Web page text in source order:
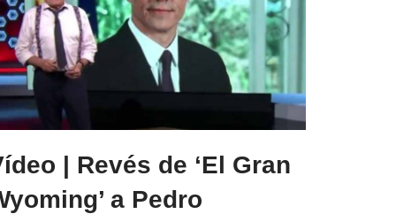
| Revés de ‘El Gran
a Pedro